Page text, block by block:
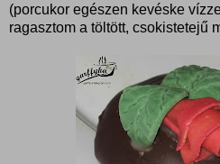
(porcukor egészen kevéske
ragasztom a töltött, csokistetejű